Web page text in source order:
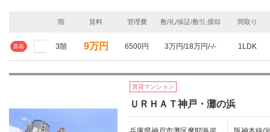
階 賃料 管理費 敷/礼/保証/敷引,償却 間取り
新着 3階 9万円 6500円 3万円/18万円/-/- 1LDK
賃貸マンション
ＵＲＨＡＴ神戸・灘の浜